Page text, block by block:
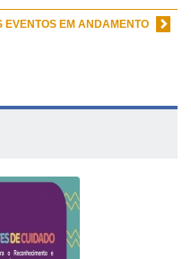
EVENTOS EM ANDAMENTO